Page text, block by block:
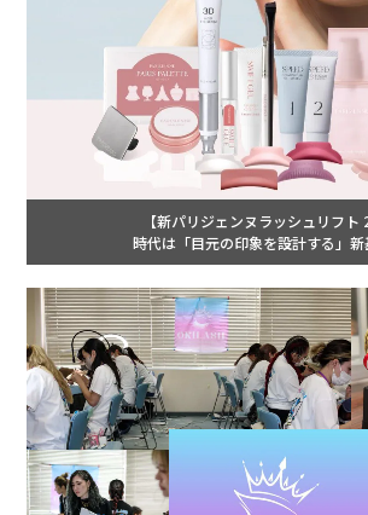
【新パリジェンヌラッシュリフト
時代は「目元の印象を設計する」